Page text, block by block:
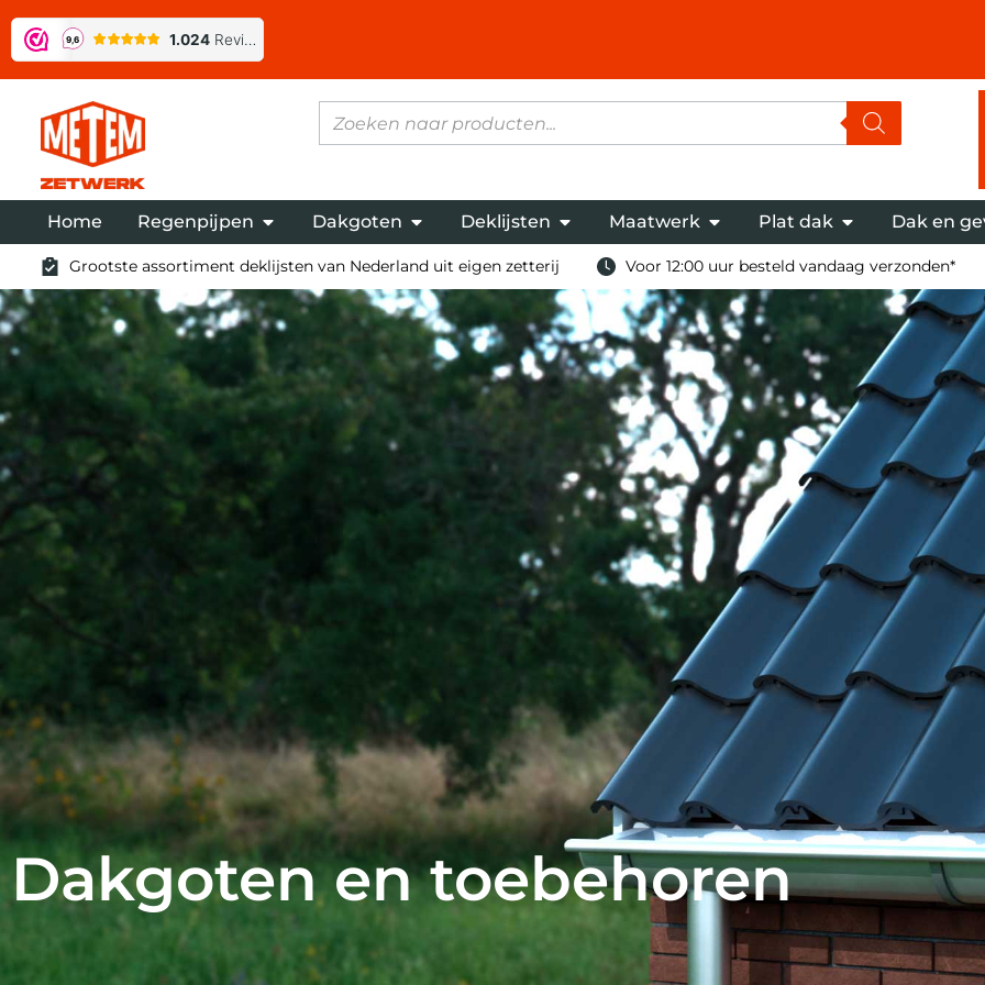
Home Regenpijpen Dakgoten Deklijsten Maatwerk Plat dak Dak en
Grootste assortiment deklijsten van Nederland uit eigen zetterij Voor 12:00 uur besteld vandaag verzonden*
Dakgoten en toebehoren